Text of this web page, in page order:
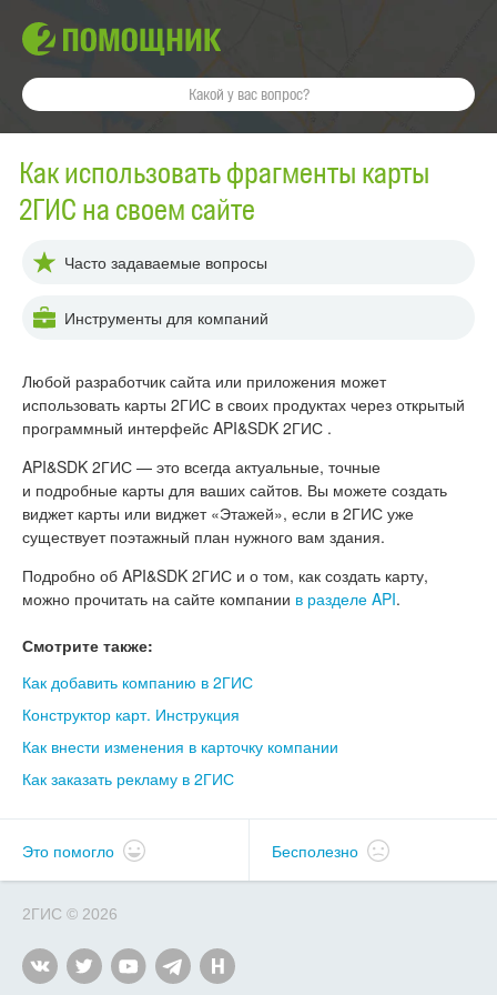
Как использовать фрагменты карты
2ГИС на своем сайте
Часто задаваемые вопросы
Инструменты для компаний
Любой разработчик сайта или приложения может
использовать карты 2ГИС в своих продуктах через открытый
программный интерфейс API&SDK 2ГИС .
API&SDK 2ГИС — это всегда актуальные, точные
и подробные карты для ваших сайтов. Вы можете создать
виджет карты или виджет «Этажей», если в 2ГИС уже
существует поэтажный план нужного вам здания.
Подробно об API&SDK 2ГИС и о том, как создать карту,
можно прочитать на сайте компании в разделе API.
Смотрите также:
Как добавить компанию в 2ГИС
Конструктор карт. Инструкция
Как внести изменения в карточку компании
Как заказать рекламу в 2ГИС
Это помогло Бесполезно
2ГИС © 2026